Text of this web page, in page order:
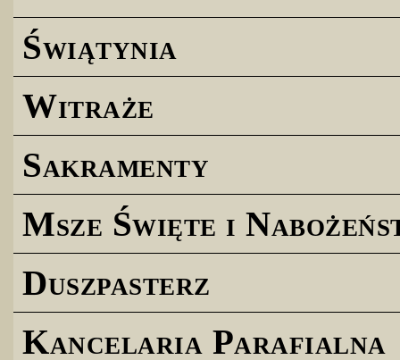
Świątynia
Witraże
Sakramenty
Msze Święte i
Duszpasterz
Kancelaria Parafialna